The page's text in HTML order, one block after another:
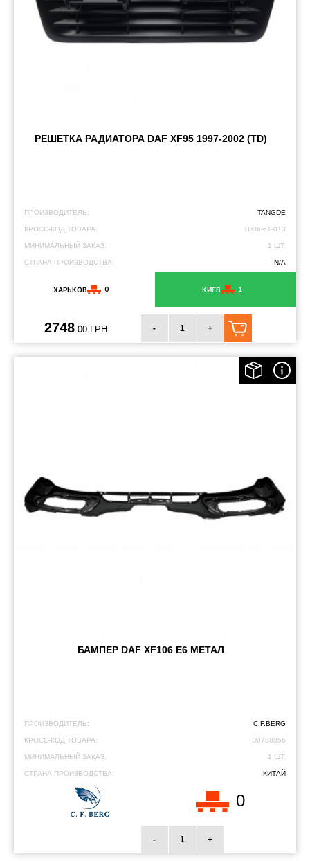
РЕШЕТКА РАДИАТОРА DAF XF95 1997-2002 (TD)
ПРОИЗВОДИТЕЛЬ: TANGDE
КРОСС-КОД ТОВАРА: TD06-61-013
МИНИМАЛЬНЫЙ ЗАКАЗ: 1 ШТ.
СТРАНА ПРОИЗВОДСТВА: N/A
ХАРЬКОВ 0 КИЕВ 1
2748 .00 ГРН. - +
БАМПЕР DAF XF106 E6 МЕТАЛ
ПРОИЗВОДИТЕЛЬ: C.F.BERG
КРОСС-КОД ТОВАРА: D0788056
МИНИМАЛЬНЫЙ ЗАКАЗ: 1 ШТ.
СТРАНА ПРОИЗВОДСТВА: КИТАЙ
0
- +